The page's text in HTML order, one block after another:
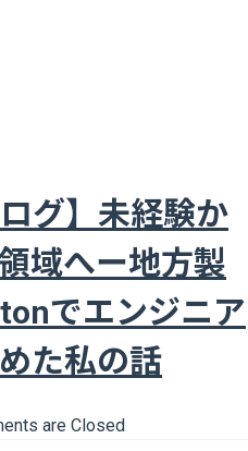
グ】未経験か
域へー地方製
でエンジニア
た私の話
are Closed